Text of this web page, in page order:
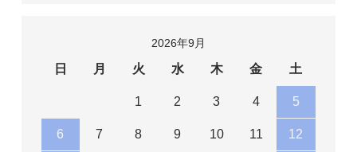
2026年9月
日 月 火 水 木 金 土
1 2 3 4 5
6 7 8 9 10 11 12